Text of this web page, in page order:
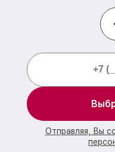
Отправляя, Вы